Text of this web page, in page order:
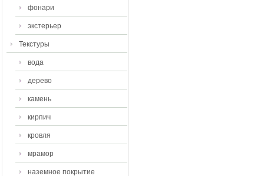
фонари
экстерьер
Текстуры
вода
дерево
камень
кирпич
кровля
мрамор
наземное покрытие